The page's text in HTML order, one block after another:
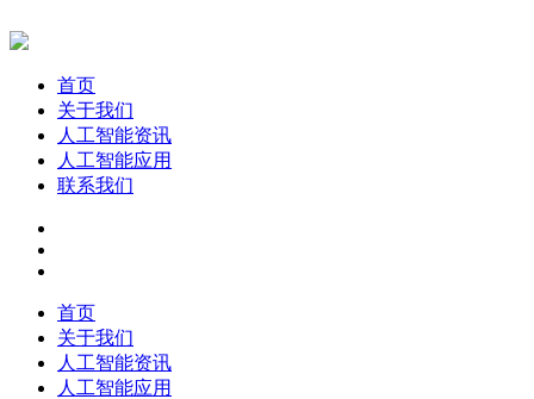
首页
关于我们
人工智能资讯
人工智能应用
联系我们
首页
关于我们
人工智能资讯
人工智能应用